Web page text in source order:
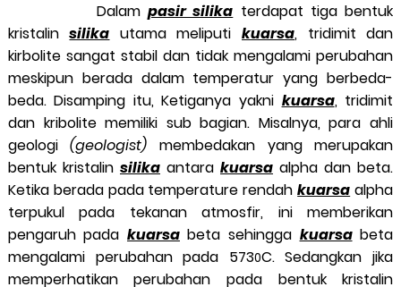
Dalampasir silika terdapat tiga bentuk
kristalinsilika utama meliputikuarsa, tridimit dan
kirbolite sangat stabil dan tidak mengalami perubahan
meskipun berada dalam temperatur yang berbeda-
beda. Disamping itu, Ketiganya yakni kuarsa, tridimit
dan kribolite memiliki sub bagian. Misalnya, para ahli
geologi(geologist)membedakan yang merupakan
bentuk kristalin silikaantarakuarsa alpha dan beta.
Ketika berada pada temperature rendahkuarsa alpha
terpukul pada tekanan atmosfir, ini memberikan
pengaruh pada kuarsabeta sehingga kuarsabeta
mengalami perubahan pada 5730C. Sedangkan jika
memperhatikan perubahan pada bentuk kristalin